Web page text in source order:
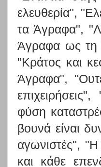
ελευθερία",
τα Άγραφα",
Άγραφα ως τη
"Κράτος και
Άγραφα",
φύση
βουνά είναι
αγωνιστές", "Η
και κάθε